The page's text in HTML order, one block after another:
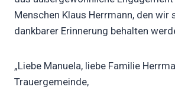
Menschen Klaus Herrmann, den wir
dankbarer Erinnerung behalten
„Liebe Manuela, liebe Familie
Trauergemeinde,